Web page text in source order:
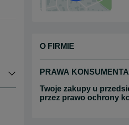
O FIRMIE
PRAWA KONSUMENTA
Twoje zakupy u
przez prawo ochrony